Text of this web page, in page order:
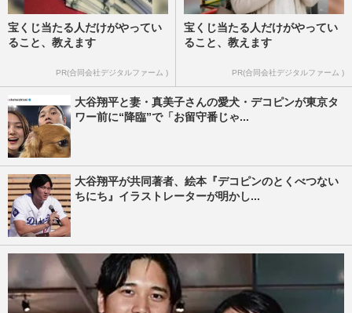
宝くじ当たる人だけがやってい
ること、教えます
PR(合同会社デジタルファーム )
宝くじ当たる人だけがやってい
ること、教えます
PR(合同会社デジタルファーム )
大谷翔平と妻・真美子さんの愛犬・デコピンが東京タ
ワー前に“降臨”で「お留守番じゃ...
大谷翔平が共同著者、絵本『デコピンのとくべつない
ちにち』イラストレーターが明かし...